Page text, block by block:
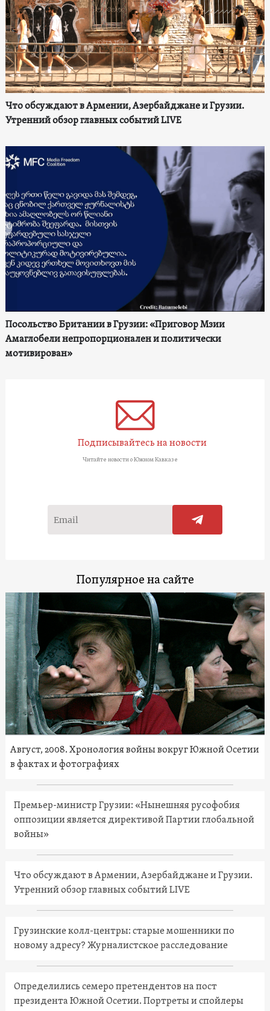
Что обсуждают в Армении, Азербайджане и Грузии.
Утренний обзор главных событий LIVE
Посольство Британии в Грузии: «Приговор Мзии
Амаглобели непропорционален и политически
мотивирован»
Подписывайтесь на новости
Читайте новости о Южном Кавказе
Популярное на сайте
Август, 2008. Хронология войны вокруг Южной Осетии
в фактах и фотографиях
Премьер-министр Грузии: «Нынешняя русофобия
оппозиции является директивой Партии глобальной
войны»
Что обсуждают в Армении, Азербайджане и Грузии.
Утренний обзор главных событий LIVE
Грузинские колл-центры: старые мошенники по
новому адресу? Журналистское расследование
Определились семеро претендентов на пост
президента Южной Осетии. Портреты и спойлеры